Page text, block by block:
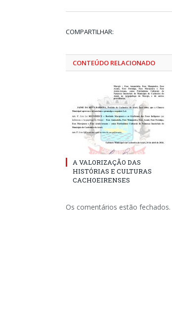
COMPARTILHAR:
CONTEÚDO RELACIONADO
A VALORIZAÇÃO DAS
HISTÓRIAS E CULTURAS
CACHOEIRENSES
Os comentários estão fechados.